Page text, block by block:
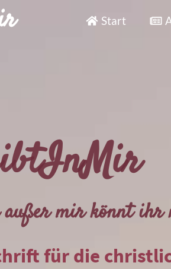
Start
außer mir könnt ihr
für die